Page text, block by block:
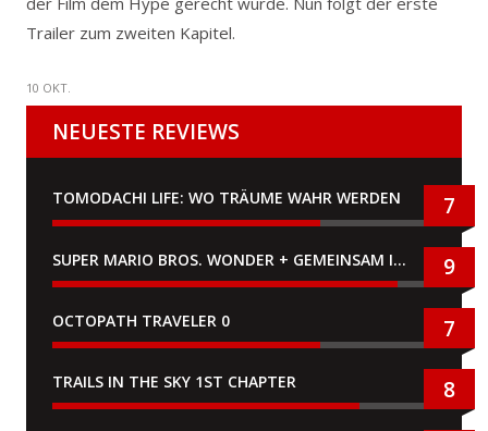
Trailer zum zweiten Kapitel.
10 OKT.
NEUESTE REVIEWS
TOMODACHI LIFE: WO TRÄUME WAHR WERDEN 7
SUPER MARIO BROS. WONDER + GEMEINSAM IM BELLABEL-PARK 9
OCTOPATH TRAVELER 0 7
TRAILS IN THE SKY 1ST CHAPTER 8